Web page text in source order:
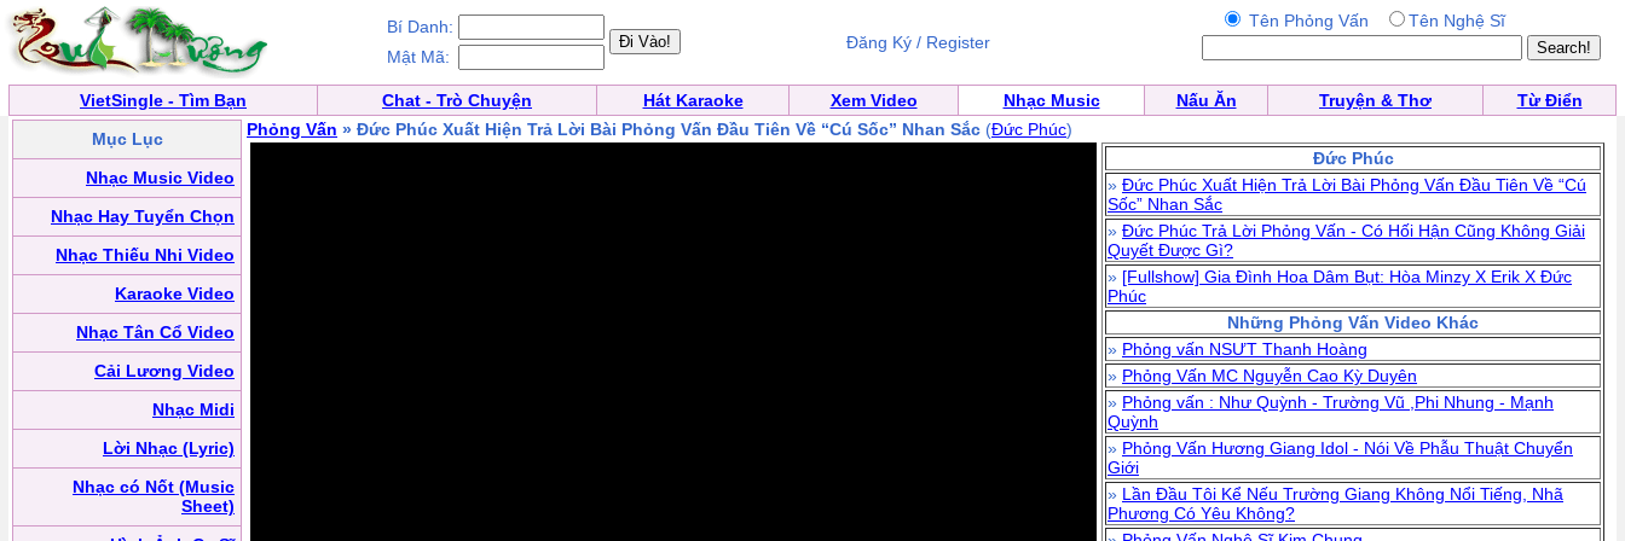
Bí Danh:
Mật Mã:
Đăng Ký / Register
Tên Phỏng Vấn Tên Nghệ Sĩ
VietSingle - Tìm Bạn Chat - Trò Chuyện Hát Karaoke Xem Video Nhạc Music Nấu Ăn Truyện & Thơ
Từ Điển
Mục Lục
Nhạc Music Video
Nhạc Hay Tuyển Chọn
Nhạc Thiếu Nhi Video
Karaoke Video
Nhạc Tân Cổ Video
Cải Lương Video
Nhạc Midi
Lời Nhạc (Lyric)
Nhạc có Nốt (Music
Sheet)
Phỏng Vấn » Đức Phúc Xuất Hiện Trả Lời Bài Phỏng Vấn Đầu Tiên Về “Cú Sốc” Nhan Sắc (Đức Phúc)
Đức Phúc
» Đức Phúc Xuất Hiện Trả Lời Bài Phỏng Vấn Đầu Tiên Về “Cú
Sốc” Nhan Sắc
» Đức Phúc Trả Lời Phỏng Vấn - Có Hối Hận Cũng Không Giải
Quyết Được Gì?
» [Fullshow] Gia Đình Hoa Dâm Bụt: Hòa Minzy X Erik X Đức
Phúc
Những Phỏng Vấn Video Khác
» Phỏng vấn NSƯT Thanh Hoàng
» Phỏng Vấn MC Nguyễn Cao Kỳ Duyên
» Phỏng vấn : Như Quỳnh - Trường Vũ ,Phi Nhung - Mạnh
Quỳnh
» Phỏng Vấn Hương Giang Idol - Nói Về Phẫu Thuật Chuyển
Giới
» Lần Đầu Tôi Kể Nếu Trường Giang Không Nổi Tiếng, Nhã
Phương Có Yêu Không?